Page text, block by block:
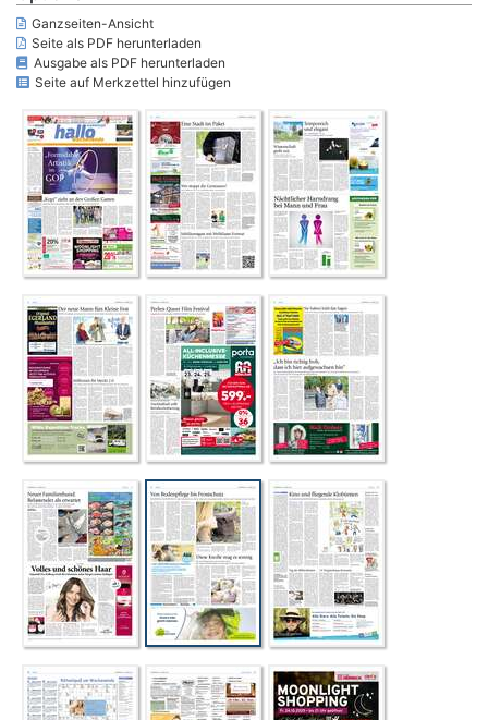
Ganzseiten-Ansicht
Seite als PDF herunterladen
Ausgabe als PDF herunterladen
Seite auf Merkzettel hinzufügen